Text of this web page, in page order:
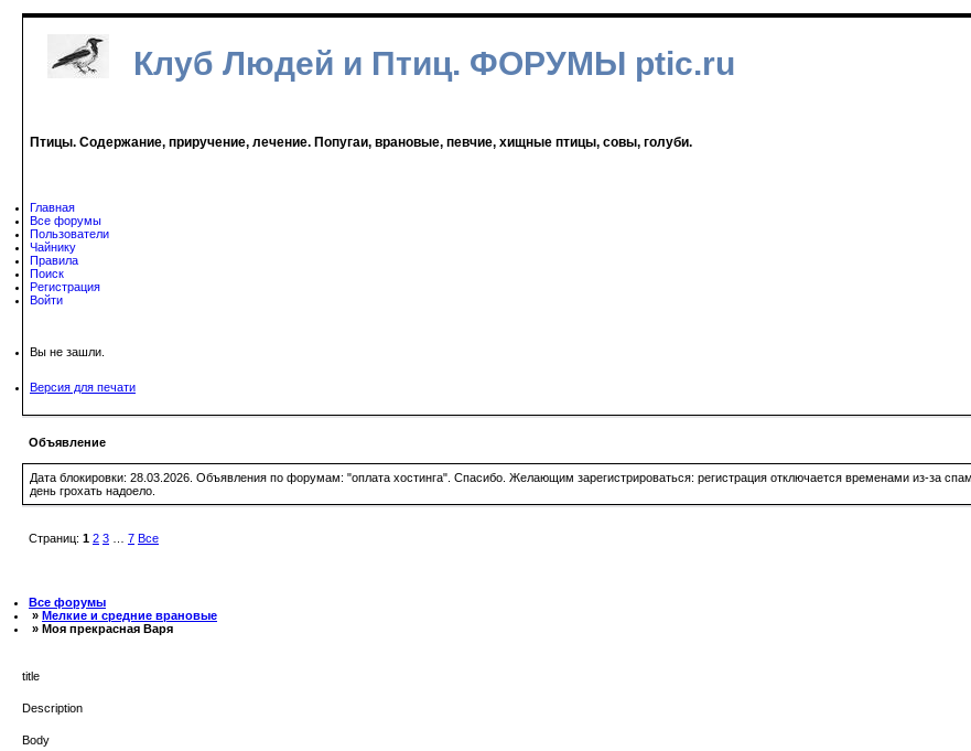
Клуб Людей и Птиц. ФОРУМЫ ptic.ru
Птицы. Содержание, приручение, лечение. Попугаи, врановые, певчие, хищные птицы, совы, голуби.
Главная
Все форумы
Пользователи
Чайнику
Правила
Поиск
Регистрация
Войти
Вы не зашли.
Версия для печати
Объявление
Дата блокировки: 28.03.2026. Объявления по форумам: "оплата хостинга". Спасибо. Желающим зарегистрироваться: регистрация отключается временами из-за
день грохать надоело.
Страниц: 1 2 3 … 7 Все
Все форумы
» Мелкие и средние врановые
» Моя прекрасная Варя
title
Description
Body